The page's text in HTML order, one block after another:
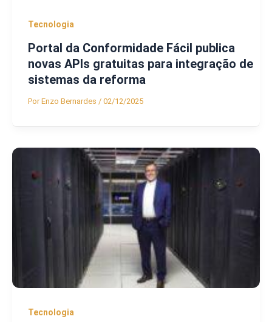
Tecnologia
Portal da Conformidade Fácil publica
novas APIs gratuitas para integração de
sistemas da reforma
PorEnzo Bernardes / 02/12/2025
Tecnologia